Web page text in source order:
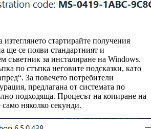
стартирайте получения
ще се появи стандартният и
съветник за инсталиране на Windows.
по стъпка неговите подсказки, като
За повечето потребители
предлагана от системата по
подходяща. Процесът на копиране на
няколко секунди.